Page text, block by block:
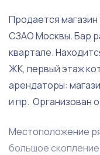
Продается магазин
СЗАО Москвы. Бар
квартале.
ЖК, первый этаж
арендаторы:
и пр. Организован
Местоположение
большое